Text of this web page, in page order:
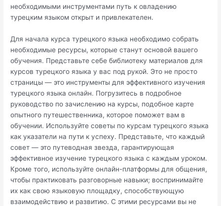
необходимыми инструментами путь к овладению
турецким языком открыт и привлекателен.
Для начала курса турецкого языка необходимо собрать
необходимые ресурсы, которые станут основой вашего
обучения. Представьте себе библиотеку материалов для
курсов турецкого языка у вас под рукой. Это не просто
страницы — это инструменты для эффективного изучения
турецкого языка онлайн. Погрузитесь в подробное
руководство по зачислению на курсы, подобное карте
опытного путешественника, которое поможет вам в
обучении. Используйте советы по курсам турецкого языка
как указатели на пути к успеху. Представьте, что каждый
совет — это путеводная звезда, гарантирующая
эффективное изучение турецкого языка с каждым уроком.
Кроме того, используйте онлайн-платформы для общения,
чтобы практиковать разговорные навыки; воспринимайте
их как свою языковую площадку, способствующую
взаимодействию и развитию. С этими ресурсами вы не